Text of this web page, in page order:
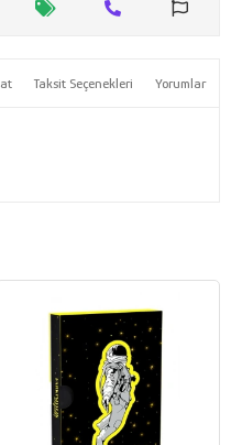
Taksit Seçenekleri Yorumlar